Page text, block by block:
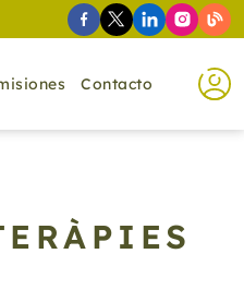
Contacto